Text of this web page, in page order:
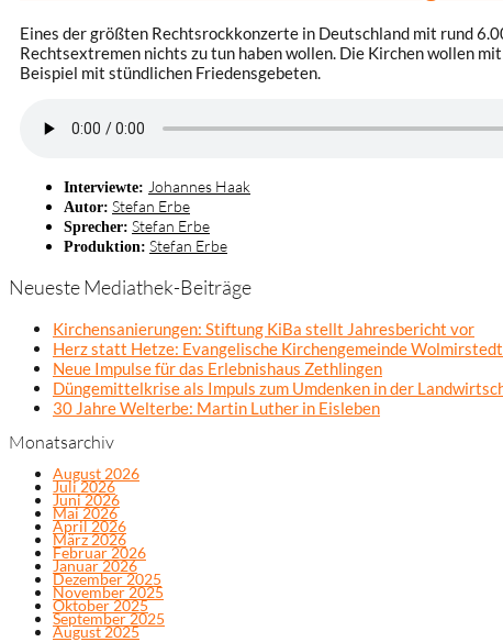
Eines der größten Rechtsrockkonzerte in Deutschland mit rund
Rechtsextremen nichts zu tun haben wollen. Die Kirchen wollen
Beispiel mit stündlichen Friedensgebeten.
Interviewte: Johannes Haak
Autor: Stefan Erbe
Sprecher: Stefan Erbe
Produktion: Stefan Erbe
Neueste Mediathek-Beiträge
Kirchensanierungen: Stiftung KiBa stellt Jahresbericht vor
Herz statt Hetze: Evangelische Kirchengemeinde
Neue Impulse für das Erlebnishaus Zethlingen
Düngemittelkrise als Impuls zum Umdenken in der
30 Jahre Welterbe: Martin Luther in Eisleben
Monatsarchiv
August 2026
Juli 2026
Juni 2026
Mai 2026
April 2026
März 2026
Februar 2026
Januar 2026
Dezember 2025
November 2025
Oktober 2025
September 2025
August 2025